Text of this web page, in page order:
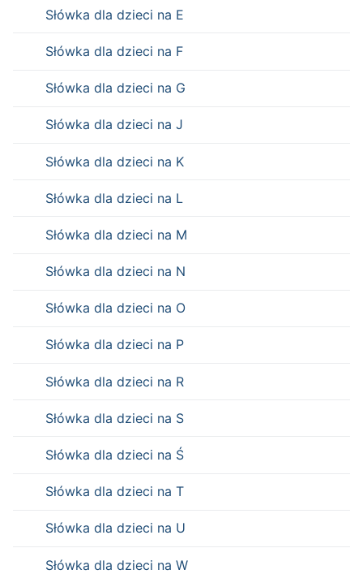
Słówka dla dzieci na E
Słówka dla dzieci na F
Słówka dla dzieci na G
Słówka dla dzieci na J
Słówka dla dzieci na K
Słówka dla dzieci na L
Słówka dla dzieci na M
Słówka dla dzieci na N
Słówka dla dzieci na O
Słówka dla dzieci na P
Słówka dla dzieci na R
Słówka dla dzieci na S
Słówka dla dzieci na Ś
Słówka dla dzieci na T
Słówka dla dzieci na U
Słówka dla dzieci na W